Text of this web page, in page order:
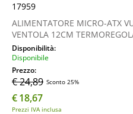
17959
ALIMENTATORE MICRO-ATX
VENTOLA 12CM
Disponibilità:
Disponibile
Prezzo:
€ 24,89 Sconto 25%
€18,67
Prezzi IVA inclusa